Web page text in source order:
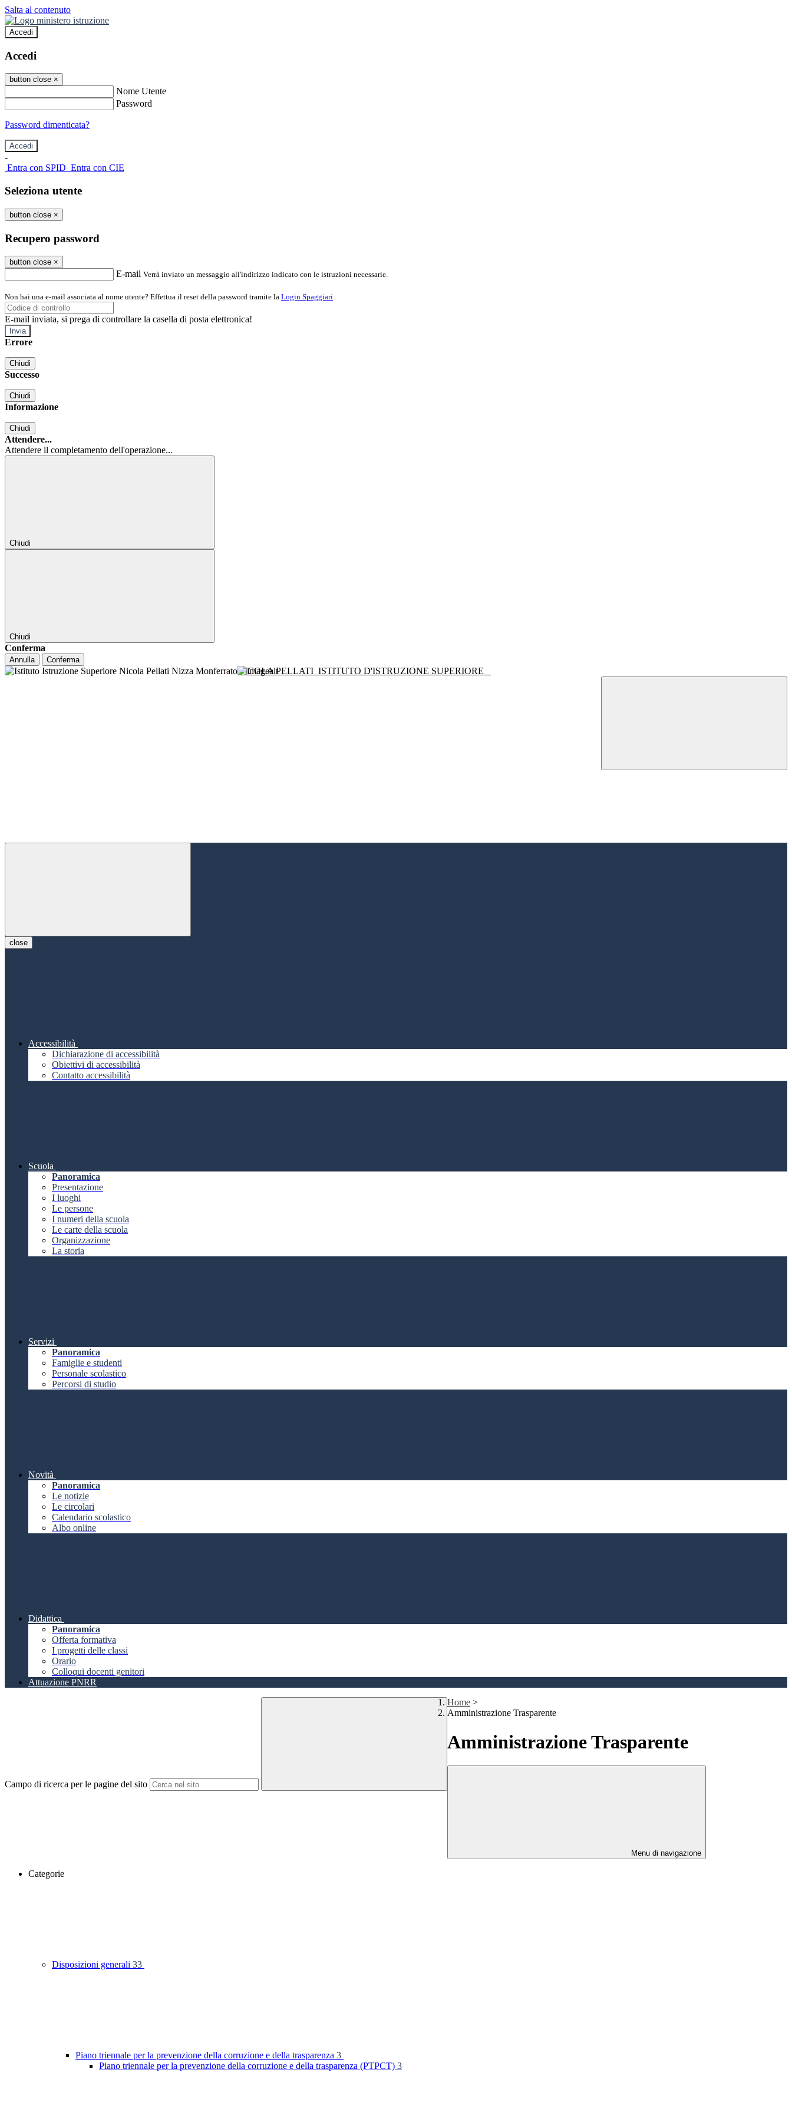
Salta al contenuto
Accedi
Accedi
button close ×
Nome Utente
Password
Password dimenticata?
-
Entra con SPID Entra con CIE
Seleziona utente
button close ×
Recupero password
button close ×
E-mail Verrà inviato un messaggio all'indirizzo indicato con le istruzioni necessarie.
Non hai una e-mail associata al nome utente? Effettua il reset della password tramite la Login Spaggiari
E-mail inviata, si prega di controllare la casella di posta elettronica!
Errore
Chiudi
Successo
Chiudi
Informazione
Chiudi
Attendere...
Attendere il completamento dell'operazione...
Chiudi
Chiudi
Conferma
Annulla Conferma
NICOLA PELLATI ISTITUTO D'ISTRUZIONE SUPERIORE
close
Accessibilità
Dichiarazione di accessibilità
Obiettivi di accessibilità
Contatto accessibilità
Scuola
Panoramica
Presentazione
I luoghi
Le persone
I numeri della scuola
Le carte della scuola
Organizzazione
La storia
Servizi
Panoramica
Famiglie e studenti
Personale scolastico
Percorsi di studio
Novità
Panoramica
Le notizie
Le circolari
Calendario scolastico
Albo online
Didattica
Panoramica
Offerta formativa
I progetti delle classi
Orario
Colloqui docenti genitori
Attuazione PNRR
Campo di ricerca per le pagine del sito
Home >
Amministrazione Trasparente
Amministrazione Trasparente
Menu di navigazione
Categorie
Disposizioni generali 33
Piano triennale per la prevenzione della corruzione e della trasparenza 3
Piano triennale per la prevenzione della corruzione e della trasparenza (PTPCT) 3